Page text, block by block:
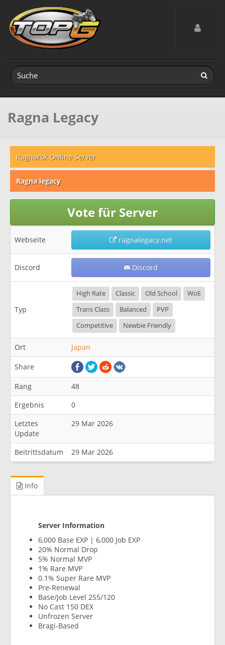
Toggle
Ragna Legacy
Ragnarok Online Server
Ragna legacy
Vote für Server
Webseite ragnalegacy.net
Discord Discord
Typ
High Rate Classic Old School
WoE
Trans Class
Balanced
PVP
Competitive
Newbie Friendly
Ort Japan
Share
Rang
48
Ergebnis
0
Letztes
Update
29 Mar 2026
Beitrittsdatum 29 Mar 2026
Info
Server Information
6,000 Base EXP | 6,000 Job EXP
20% Normal Drop
5% Normal MVP
1% Rare MVP
0.1% Super Rare MVP
Pre-Renewal
Base/Job Level 255/120
No Cast 150 DEX
Unfrozen Server
Bragi-Based